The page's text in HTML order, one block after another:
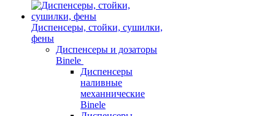
Диспенсеры, стойки, сушилки,
фены
Диспенсеры и дозаторы
Binele
Диспенсеры
наливные
механнические
Binele